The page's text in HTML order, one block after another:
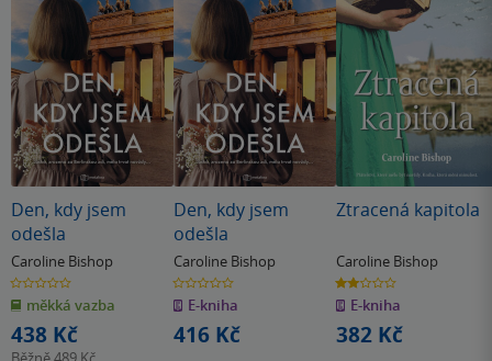
Den, kdy jsem
odešla
Caroline Bishop
0.0
z
5
hvězdiček
měkká vazba
438 Kč
Den, kdy jsem
odešla
Caroline Bishop
0.0
z
5
hvězdiček
E-kniha
416 Kč
Ztracená kapitola
Caroline Bishop
2.0
z
5
hvězdiček
E-kniha
382 Kč